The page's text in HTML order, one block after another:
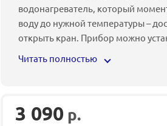
водонагреватель, который
воду до нужной температуры –
открыть кран. Прибор можно
Читать полностью
3 090 р.